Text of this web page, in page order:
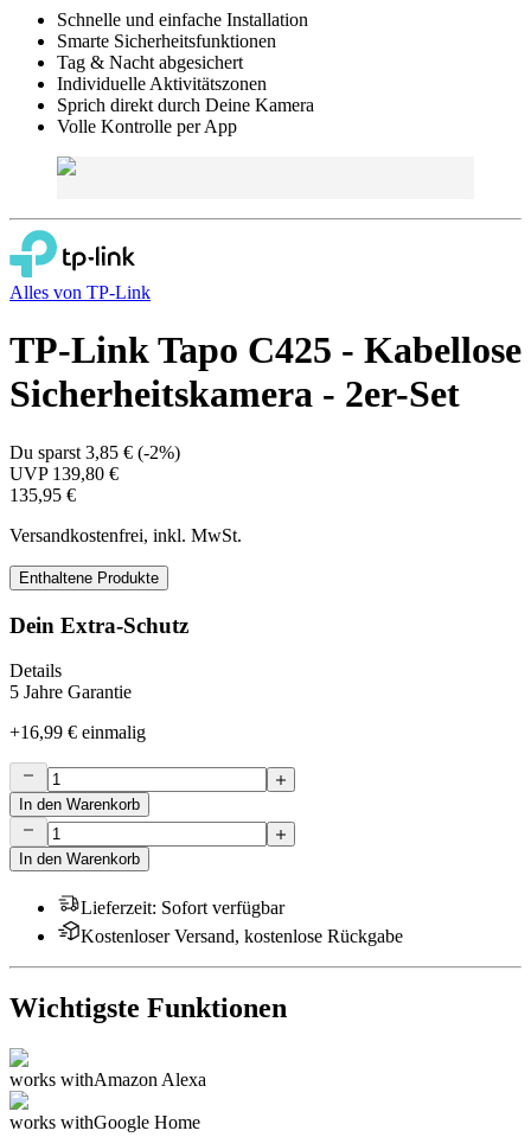
Schnelle und einfache Installation
Smarte Sicherheitsfunktionen
Tag & Nacht abgesichert
Individuelle Aktivitätszonen
Sprich direkt durch Deine Kamera
Volle Kontrolle per App
Alles von TP-Link
TP-Link Tapo C425 - Kabellose
Sicherheitskamera - 2er-Set
Du sparst 3,85 € (-2%)
UVP 139,80 €
135,95 €
Versandkostenfrei, inkl. MwSt.
Enthaltene Produkte
Dein Extra-Schutz
Details
5 Jahre Garantie
+16,99 € einmalig
In den Warenkorb
In den Warenkorb
Lieferzeit: Sofort verfügbar
Kostenloser Versand, kostenlose Rückgabe
Wichtigste Funktionen
works withAmazon Alexa
works withGoogle Home